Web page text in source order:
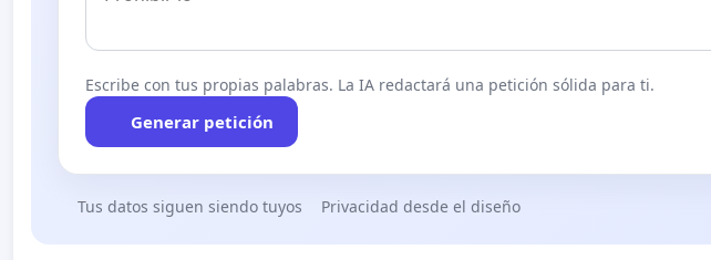
Escribe con tus propias palabras. La IA redactará una petición sólida para ti.
Generar petición
Tus datos siguen siendo tuyos Privacidad desde el diseño